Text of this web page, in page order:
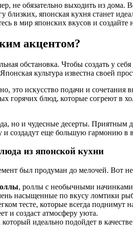
не обязательно выходить из
близких, японская кухня станет
в мир японских вкусов и
акцентом?
обстановка. Чтобы создать у
культура известна своей
это искусство подачи и сочетания
горячих блюд, которые согреют в
но и чудесные десерты. Приятным
создадут еще большую гармонию в
из японской кухни
был продуман до мелочей. Вот
, роллы с необычными
насыщенные по вкусу ломтики
тесте, которые всегда поднимут
и создаст атмосферу уюта.
идеально подойдет в